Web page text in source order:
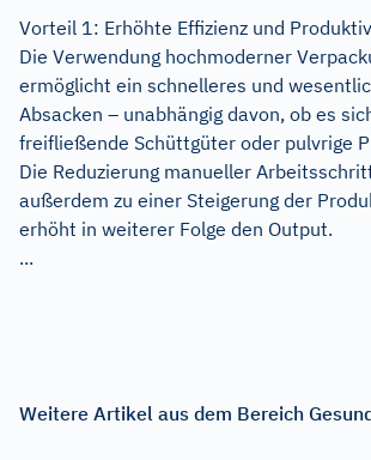
Vorteil 1: Erhöhte Effizienz und
Die Verwendung hochmoderner
ermöglicht ein schnelleres und
Absacken – unabhängig davon, ob es
freifließende Schüttgüter oder pulvrige
Die Reduzierung manueller
außerdem zu einer Steigerung der
erhöht in weiterer Folge den Output.
...
Weitere Artikel aus dem Bereich